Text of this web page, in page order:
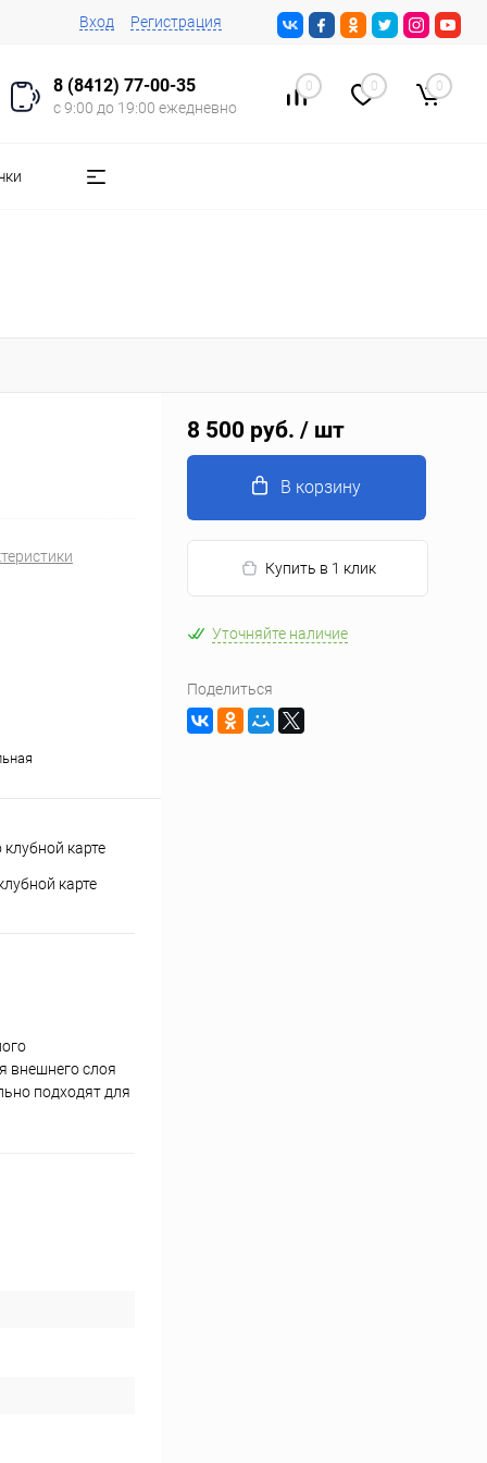
Вход Регистрация
8 (8412) 77-00-35
с 9:00 до 19:00 ежедневно
0 0 0
карте
внешнего слоя
подходят для
8 500 руб. / шт
В корзину
Купить в 1 клик
Уточняйте наличие
Поделиться